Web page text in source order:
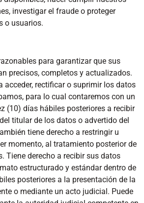
investigar el fraude o proteger
o usuarios.
para garantizar que sus
precisos, completos y actualizados.
acceder, rectificar o suprimir los datos
para lo cual contaremos con un
(10) días hábiles posteriores a recibir
titular de los datos o advertido del
tiene derecho a restringir u
momento, al tratamiento posterior de
Tiene derecho a recibir sus datos
estructurado y estándar dentro de
posteriores a la presentación de la
o mediante un acto judicial. Puede